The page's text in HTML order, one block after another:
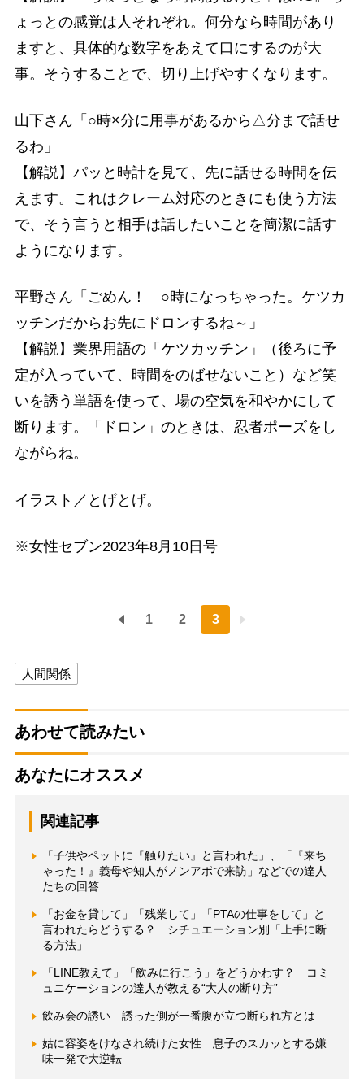
ょっとの感覚は人それぞれ。何分なら時間があり
ますと、具体的な数字をあえて口にするのが大
事。そうすることで、切り上げやすくなります。
山下さん「○時×分に用事があるから△分まで話せ
るわ」
【解説】パッと時計を見て、先に話せる時間を伝
えます。これはクレーム対応のときにも使う方法
で、そう言うと相手は話したいことを簡潔に話す
ようになります。
平野さん「ごめん！ ○時になっちゃった。ケツカ
ッチンだからお先にドロンするね～」
【解説】業界用語の「ケツカッチン」（後ろに予
定が入っていて、時間をのばせないこと）など笑
いを誘う単語を使って、場の空気を和やかにして
断ります。「ドロン」のときは、忍者ポーズをし
ながらね。
イラスト／とげとげ。
※女性セブン2023年8月10日号
1 2 3
人間関係
あわせて読みたい
あなたにオススメ
関連記事
「子供やペットに『触りたい』と言われた」、「『来ち
ゃった！』義母や知人がノンアポで来訪」などでの達人
たちの回答
「お金を貸して」「残業して」「PTAの仕事をして」と
言われたらどうする？ シチュエーション別「上手に断
る方法」
「LINE教えて」「飲みに行こう」をどうかわす？ コミ
ュニケーションの達人が教える“大人の断り方”
飲み会の誘い 誘った側が一番腹が立つ断られ方とは
姑に容姿をけなされ続けた女性 息子のスカッとする嫌
味一発で大逆転